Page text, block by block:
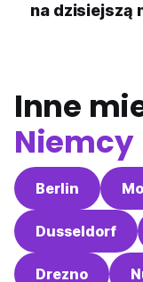
na dzisiejszą
Inne
Niemcy
Berlin
Dusseldorf
Drezno